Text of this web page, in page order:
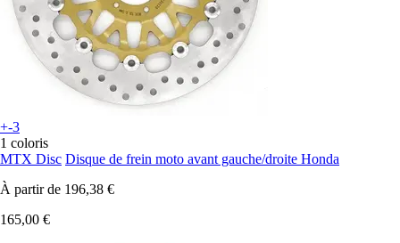
+-3
1 coloris
MTX Disc Disque de frein moto avant gauche/droite Honda
À partir de 196,38 €
165,00 €